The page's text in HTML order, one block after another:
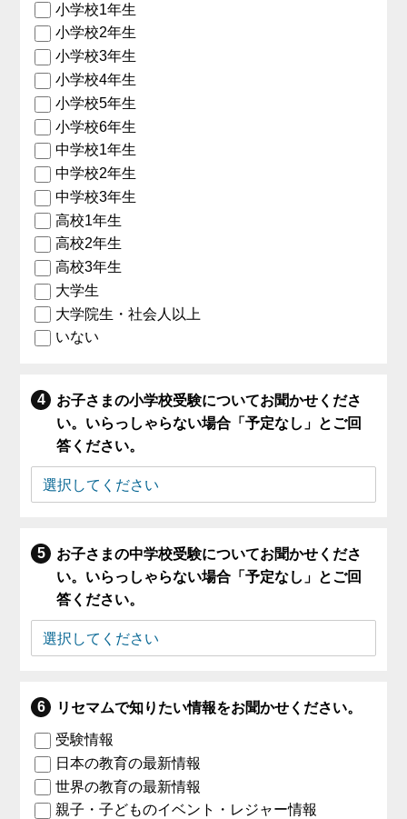
小学校1年生
小学校2年生
小学校3年生
小学校4年生
小学校5年生
小学校6年生
中学校1年生
中学校2年生
中学校3年生
高校1年生
高校2年生
高校3年生
大学生
大学院生・社会人以上
いない
お子さまの小学校受験についてお聞かせくださ
い。いらっしゃらない場合「予定なし」とご回
答ください。
お子さまの中学校受験についてお聞かせくださ
い。いらっしゃらない場合「予定なし」とご回
答ください。
リセマムで知りたい情報をお聞かせください。
受験情報
日本の教育の最新情報
世界の教育の最新情報
親子・子どものイベント・レジャー情報